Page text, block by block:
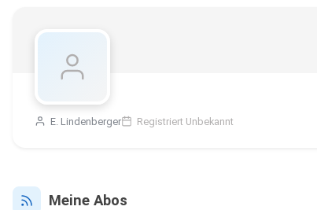
E. Lindenberger Registriert Unbekannt
Meine Abos